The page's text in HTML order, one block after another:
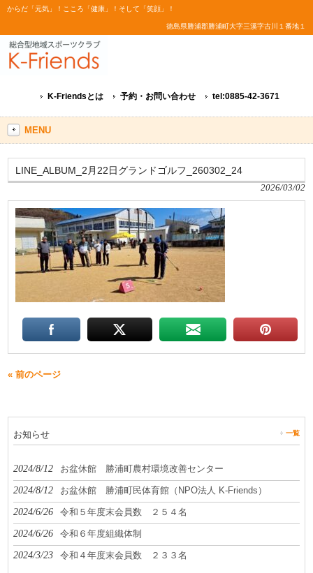
からだ「元気」！こころ「健康」！そして「笑顔」！
徳島県勝浦郡勝浦町大字三溪字古川１番地１
K-Friendsとは 予約・お問い合わせ tel:0885-42-3671
MENU
LINE_ALBUM_2月22日グランドゴルフ_260302_24
2026/03/02
« 前のページ
お知らせ 一覧
2024/8/12 お盆休館 勝浦町農村環境改善センター
2024/8/12 お盆休館 勝浦町民体育館（NPO法人 K-Friends）
2024/6/26 令和５年度末会員数 ２５４名
2024/6/26 令和６年度組織体制
2024/3/23 令和４年度末会員数 ２３３名